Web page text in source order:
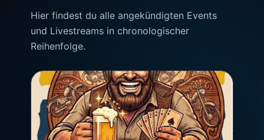
Hier findest du alle angekündigten Events
und Livestreams in chronologischer
Reihenfolge.